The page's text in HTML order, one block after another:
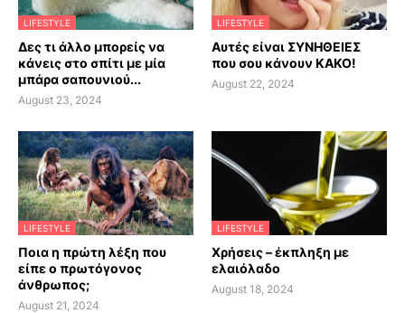
LIFESTYLE
Δες τι άλλο μπορείς να
κάνεις στο σπίτι με μία
μπάρα σαπουνιού...
August 23, 2024
LIFESTYLE
Αυτές είναι ΣΥΝΗΘΕΙΕΣ
που σου κάνουν ΚΑΚΟ!
August 22, 2024
LIFESTYLE
Ποια η πρώτη λέξη που
είπε ο πρωτόγονος
άνθρωπος;
August 21, 2024
LIFESTYLE
Χρήσεις – έκπληξη με
ελαιόλαδο
August 18, 2024